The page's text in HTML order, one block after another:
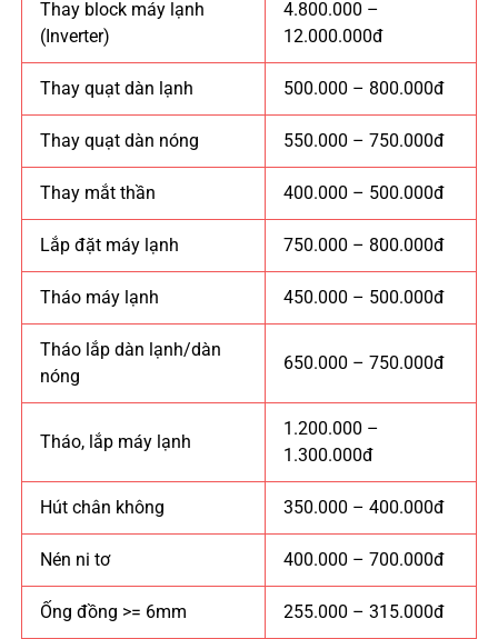
Thay block máy lạnh
(Inverter)
4.800.000 –
12.000.000đ
Thay quạt dàn lạnh 500.000 – 800.000đ
Thay quạt dàn nóng 550.000 – 750.000đ
Thay mắt thần 400.000 – 500.000đ
Lắp đặt máy lạnh 750.000 – 800.000đ
Tháo máy lạnh 450.000 – 500.000đ
Tháo lắp dàn lạnh/dàn
nóng
650.000 – 750.000đ
Tháo, lắp máy lạnh
1.200.000 –
1.300.000đ
Hút chân không 350.000 – 400.000đ
Nén ni tơ 400.000 – 700.000đ
Ống đồng >= 6mm 255.000 – 315.000đ